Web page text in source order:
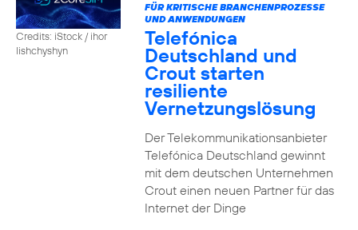
Credits: iStock / ihor
lishchyshyn
FÜR KRITISCHE BRANCHENPROZESSE
UND ANWENDUNGEN
Telefónica
Deutschland und
Crout starten
resiliente
Vernetzungslösung
Der Telekommunikationsanbieter
Telefónica Deutschland gewinnt
mit dem deutschen Unternehmen
Crout einen neuen Partner für das
Internet der Dinge